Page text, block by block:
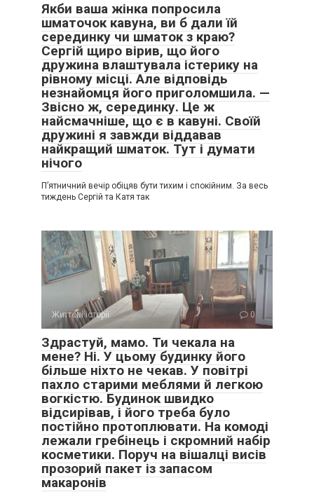
Якби ваша жінка попросила
шматочок кавуна, ви б дали їй
серединку чи шматок з краю?
Сергій щиро вірив, що його
дружина влаштувала істерику на
рівному місці. Але відповідь
незнайомця його приголомшила. —
Звісно ж, серединку. Це ж
найсмачніше, що є в кавуні. Своїй
дружині я завжди віддавав
найкращий шматок. Тут і думати
нічого
П’ятничний вечір обіцяв бути тихим і спокійним. За весь
тиждень Сергій та Катя так
Життєві історії 0
Здрастуй, мамо. Ти чекала на
мене? Ні. У цьому будинку його
більше ніхто не чекав. У повітрі
пахло старими меблями й легкою
вогкістю. Будинок швидко
відсирівав, і його треба було
постійно протоплювати. На комоді
лежали гребінець і скромний набір
косметики. Поруч на вішалці висів
прозорий пакет із запасом
макаронів